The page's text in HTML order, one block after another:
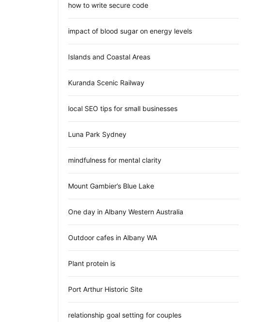
how to write secure code
impact of blood sugar on energy levels
Islands and Coastal Areas
Kuranda Scenic Railway
local SEO tips for small businesses
Luna Park Sydney
mindfulness for mental clarity
Mount Gambier’s Blue Lake
One day in Albany Western Australia
Outdoor cafes in Albany WA
Plant protein is
Port Arthur Historic Site
relationship goal setting for couples